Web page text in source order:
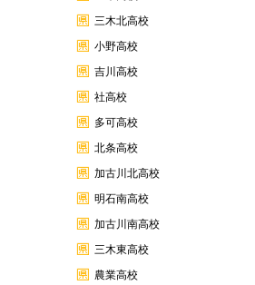
三木北高校
小野高校
吉川高校
社高校
多可高校
北条高校
加古川北高校
明石南高校
加古川南高校
三木東高校
農業高校